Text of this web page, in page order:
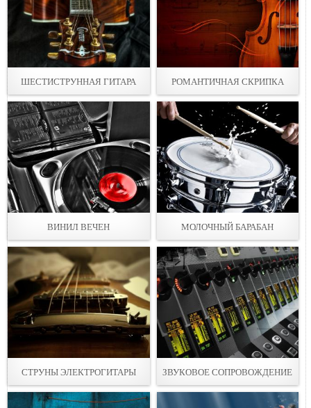
ШЕСТИСТРУННАЯ ГИТАРА РОМАНТИЧНАЯ СКРИПКА
ВИНИЛ ВЕЧЕН МОЛОЧНЫЙ БАРАБАН
СТРУНЫ ЭЛЕКТРОГИТАРЫ ЗВУКОВОЕ СОПРОВОЖДЕНИЕ